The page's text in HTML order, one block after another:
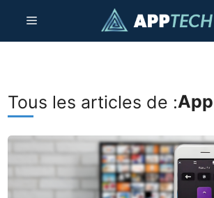
contenu
Menu
Tous les articles de :